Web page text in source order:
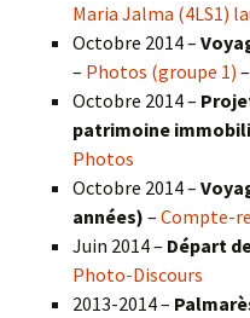
Maria Jalma (4LS1)
Octobre 2014 –
– Photos (groupe 1) –
Octobre 2014 –
patrimoine
Photos
Octobre 2014 –
années) – Compte-
Juin 2014 – Départ
Photo-Discours
2013-2014 –